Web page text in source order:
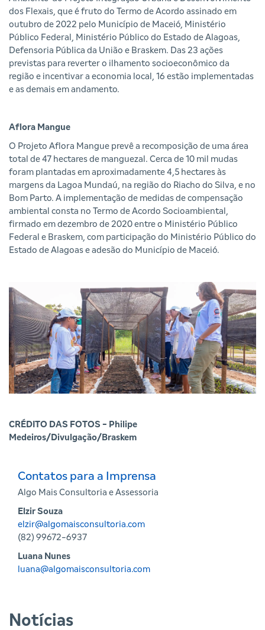
dos Flexais, que é fruto do Termo de Acordo assinado em
outubro de 2022 pelo Município de Maceió, Ministério
Público Federal, Ministério Público do Estado de Alagoas,
Defensoria Pública da União e Braskem. Das 23 ações
previstas para reverter o ilhamento socioeconômico da
região e incentivar a economia local, 16 estão implementadas
e as demais em andamento.
Aflora Mangue
O Projeto Aflora Mangue prevê a recomposição de uma área
total de 47 hectares de manguezal. Cerca de 10 mil mudas
foram plantadas em aproximadamente 4,5 hectares às
margens da Lagoa Mundaú, na região do Riacho do Silva, e no
Bom Parto. A implementação de medidas de compensação
ambiental consta no Termo de Acordo Socioambiental,
firmado em dezembro de 2020 entre o Ministério Público
Federal e Braskem, com participação do Ministério Público do
Estado de Alagoas e adesão do Município de Maceió.
CRÉDITO DAS FOTOS - Philipe
Medeiros/Divulgação/Braskem
Contatos para a Imprensa
Algo Mais Consultoria e Assessoria
Elzir Souza
elzir@algomaisconsultoria.com
(82) 99672-6937
Luana Nunes
luana@algomaisconsultoria.com
Notícias